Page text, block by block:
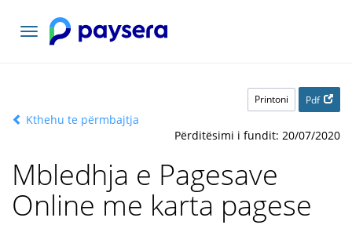
Lundrimi
toggle
Printoni Pdf
Kthehu te përmbajtja
Përditësimi i fundit: 20/07/2020
Mbledhja e Pagesave
Online me karta pagese